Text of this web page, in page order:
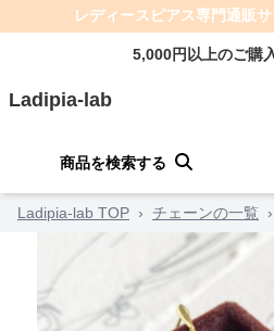
レディースピアス専門通販
5,000円以上のご購
Ladipia-lab
商品を検索する
Ladipia-lab TOP › チェーンの一覧 ›